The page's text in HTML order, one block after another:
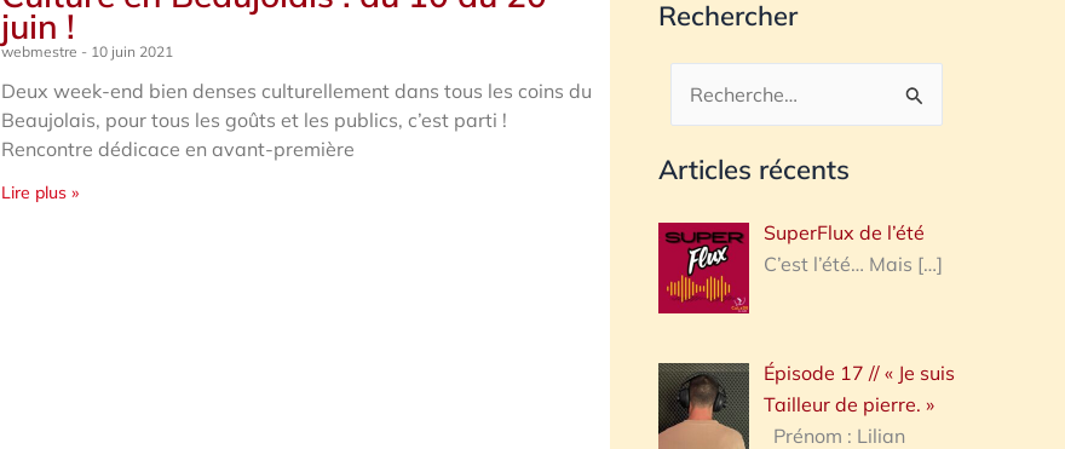
juin !
webmestre 10 juin 2021
Deux week-end bien denses culturellement dans tous les coins du
Beaujolais, pour tous les goûts et les publics, c’est parti !
Rencontre dédicace en avant-première
Lire plus »
Rechercher
Rechercher :
Articles récents
SuperFlux de l’été
C’est l’été… Mais […]
Épisode 17 // « Je suis
Tailleur de pierre. »
Prénom : Lilian